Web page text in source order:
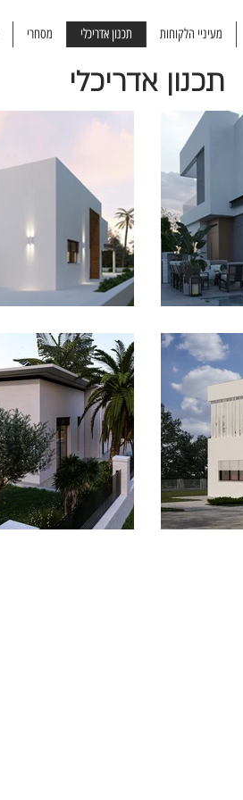
מסחרי תכנון אדריכלי מעיניי הלקוחות
תכנון אדריכלי